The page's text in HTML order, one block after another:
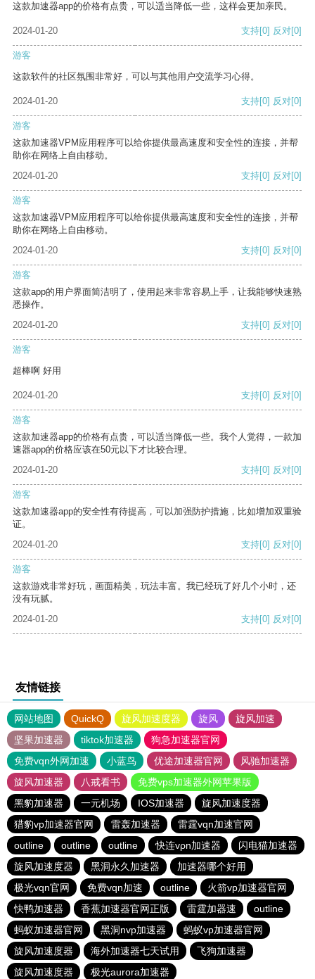
这款加速器app的价格有点贵，可以适当降低一些，这样会更加亲民。
2024-01-20 支持[0] 反对[0]
游客
这款软件的社区氛围非常好，可以与其他用户交流学习心得。
2024-01-20 支持[0] 反对[0]
游客
这款加速器VPM应用程序可以给你提供最高速度和安全性的连接，并帮
助你在网络上自由移动。
2024-01-20
支持[0] 反对[0]
游客
这款加速器VPM应用程序可以给你提供最高速度和安全性的连接，并帮
助你在网络上自由移动。
2024-01-20
支持[0] 反对[0]
游客
这款app的用户界面简洁明了，使用起来非常容易上手，让我能够快速熟
悉操作。
2024-01-20
支持[0] 反对[0]
游客
超棒啊 好用
2024-01-20 支持[0] 反对[0]
游客
这款加速器app的价格有点贵，可以适当降低一些。我个人觉得，一款加
速器app的价格应该在50元以下才比较合理。
2024-01-20
支持[0] 反对[0]
游客
这款加速器app的安全性有待提高，可以加强防护措施，比如增加双重验
证。
2024-01-20
支持[0] 反对[0]
游客
这款游戏非常好玩，画面精美，玩法丰富。我已经玩了好几个小时，还
没有玩腻。
2024-01-20
支持[0] 反对[0]
友情链接
网站地图 QuickQ 旋风加速度器 旋风
旋风加速
坚果加速器
tiktok加速器
狗急加速器官网
免费vqn外网加速
小蓝鸟 优途加速器官网
风驰加速器
旋风加速器
八戒看书
免费vps加速器外网苹果版
黑豹加速器
一元机场 IOS加速器
旋风加速度器
猎豹vp加速器官网
雷轰加速器
雷霆vqn加速官网
outline
outline outline 快连vρn加速器
闪电猫加速器
旋风加速度器
黑洞永久加速器
加速器哪个好用
极光vqn官网
免费vqn加速 outline
火箭vp加速器官网
快鸭加速器
香蕉加速器官网正版 雷霆加器速
outline
蚂蚁加速器官网
黑洞nvp加速器
蚂蚁vp加速器官网
旋风加速度器
海外加速器七天试用
飞狗加速器
旋风加速度器
极光aurora加速器